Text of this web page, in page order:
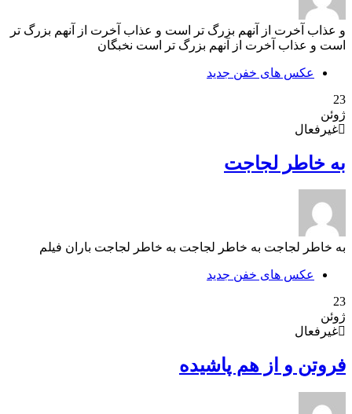
و عذاب آخرت از آنهم بزرگ تر است و عذاب آخرت از آنهم بزرگ تر
است و عذاب آخرت از آنهم بزرگ تر است نخبگان
عکس های خفن جدید
23
ژوئن
غیرفعال
به خاطر لجاجت
به خاطر لجاجت به خاطر لجاجت به خاطر لجاجت باران فیلم
عکس های خفن جدید
23
ژوئن
غیرفعال
فروتن و از هم پاشیده